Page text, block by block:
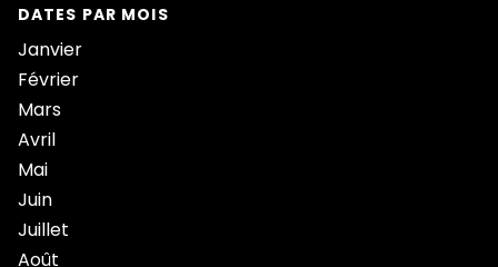
DATES PAR MOIS
Janvier
Février
Mars
Avril
Mai
Juin
Juillet
Août